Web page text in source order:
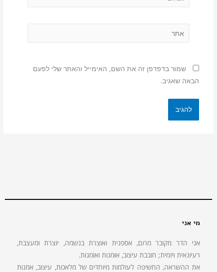
שמור בדפדפן זה את השם, האימייל והאתר שלי לפעם
הבאה שאגיב.
מי אני
אני הדר מקובר מרום, אספנית ואוצרת בנשמה, יוצרת ומעצבת,
רעיונאית ויזמית; חובבת עיצוב, אוּמנות ואוֹמנות.
את ההשראה, החשיפה לעולמות מיוחדים של מלאכות, עיצוב, אמנות